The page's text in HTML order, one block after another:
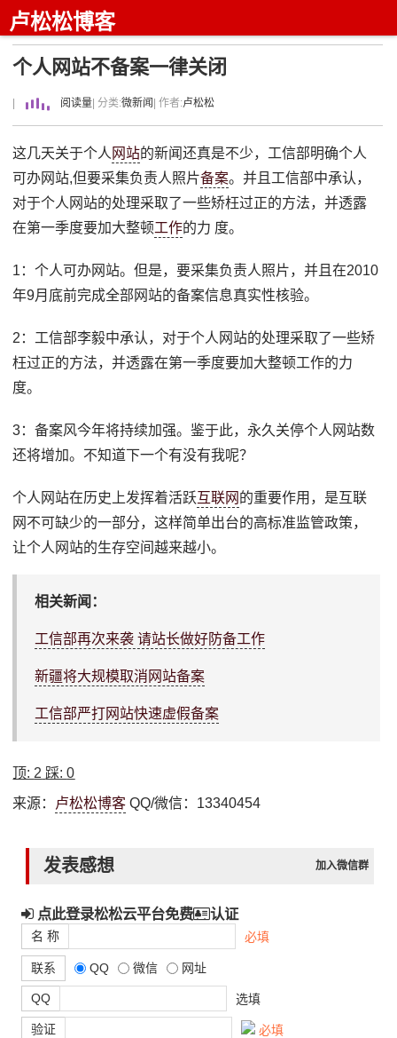
卢松松博客
个人网站不备案一律关闭
阅读量 | 分类:微新闻 | 作者:卢松松
这几天关于个人 网站的新闻还真是不少，工信部明确个人
可办网站,但要采集负责人照片备案。并且工信部中承认，
对于个人网站的处理采取了一些矫枉过正的方法，并透露
在第一季度要加大整顿工作的力 度。
1：个人可办网站。但是，要采集负责人照片，并且在2010
年9月底前完成全部网站的备案信息真实性核验。
2：工信部李毅中承认，对于个人网站的处理采取了一些矫
枉过正的方法，并透露在第一季度要加大整顿工作的力
度。
3：备案风今年将持续加强。鉴于此，永久关停个人网站数
还将增加。不知道下一个有没有我呢？
个人网站在历史上发挥着活跃互联网 的重要作用，是互联
网不可缺少的一部分，这样简单出台的高标准监管政策，
让个人网站的生存空间越来越小。
相关新闻：
工信部再次来袭 请站长做好防备工作
新疆将大规模取消网站备案
工信部严打网站快速虚假备案
顶: 2 踩:0
来源： 卢松松博客 QQ/微信：13340454
发表感想 加入微信群
点此登录松松云平台免费 认证
名 称 必填
联系 QQ 微信 网址
QQ 选填
验证 必填